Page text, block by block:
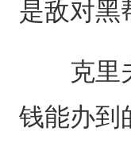
是敌对黑
克里夫
钱能办到